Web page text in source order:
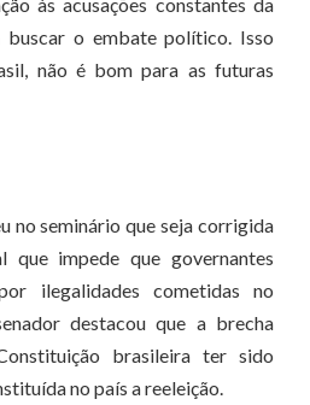
buscar o embate político. Isso
não é bom para as futuras
no seminário que seja corrigida
que impede que governantes
ilegalidades cometidas no
destacou que a brecha
brasileira ter sido
no país a reeleição.